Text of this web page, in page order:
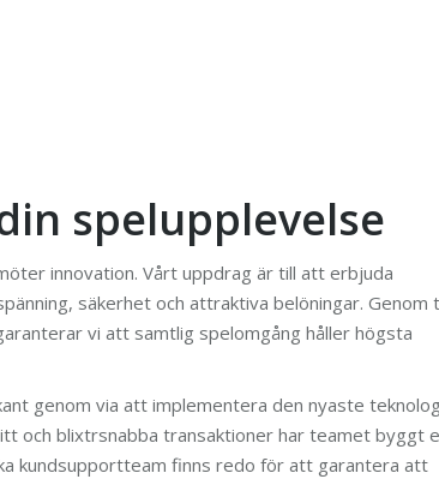
spelupplevelse
innovation. Vårt uppdrag är till att erbjuda
säkerhet och attraktiva belöningar. Genom
vi att samtlig spelomgång håller högsta
genom via att implementera den nyaste
och blixtrsnabba transaktioner har teamet byggt
kundsupportteam finns redo för att garantera att